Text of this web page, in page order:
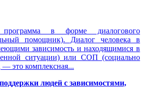
в форме диалогового
помощник). Диалог человека в
зависимость и находящимися в
ситуации) или СОП (социально
это комплексная...
людей с зависимостями,